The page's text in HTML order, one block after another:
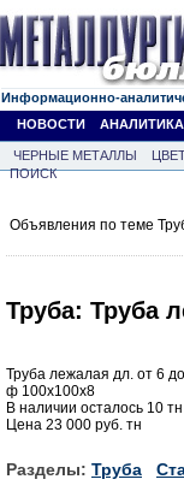
Информационно-
НОВОСТИ
АНАЛИТИКА
ЧЕРНЫЕ МЕТАЛЛЫ
ПОИСК
Объявления по теме
Труба: Труба
Труба лежалая дл. от 6
ф 100х100х8
В наличии осталось 10 тн .
Цена 23 000 руб. тн
Разделы: Труба